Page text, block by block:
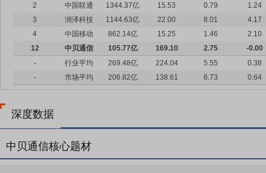
2
中国联通 1344.37亿 15.53 0.79
1.24
3
润泽科技 1144.63亿 22.00 8.01
4.17
4
中国移动 862.14亿 15.25 1.46
2.10
12
中贝通信 105.77亿 169.10 2.75
-0.00
-
行业平均 269.48亿 224.04 5.55
0.38
-
市场平均 206.82亿 138.61 6.73 0.64
深度数据
中贝通信核心题材